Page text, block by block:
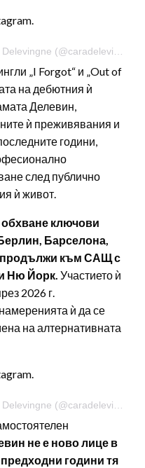
Публикация, споделена от Cara Delevingne (@caradelevingne)
„I Forgot“ и „Out of
на дебютния ѝ
Делевин,
ѝ преживявания и
години,
след публично
ѝ живот.
ключови
Барселона,
продължи към САЩ с
Ню Йорк. Участието ѝ
2026 г.
ѝ да се
на алтернативната
Публикация, споделена от Cara Delevingne (@caradelevingne)
не е ново лице в
години тя